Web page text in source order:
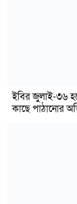
ইবির জুলাই-৩৬
কাছে পাঠানোর